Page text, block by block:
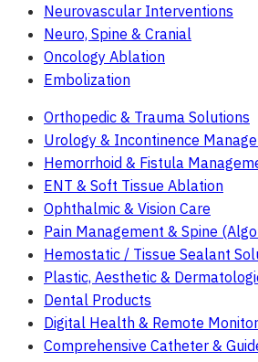
Neurovascular Interventions
Neuro, Spine & Cranial
Oncology Ablation
Embolization
Orthopedic & Trauma Solutions
Urology & Incontinence
Hemorrhoid & Fistula
ENT & Soft Tissue Ablation
Ophthalmic & Vision Care
Pain Management & Spine
Hemostatic / Tissue Sealant
Plastic, Aesthetic &
Dental Products
Digital Health & Remote
Comprehensive Catheter &